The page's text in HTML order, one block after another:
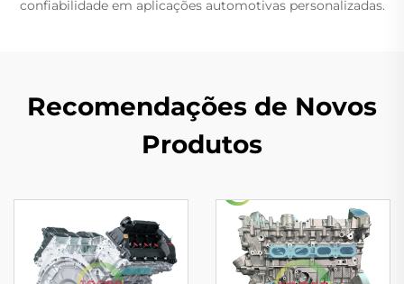
confiabilidade em aplicações automotivas personalizadas.
Recomendações de Novos
Produtos